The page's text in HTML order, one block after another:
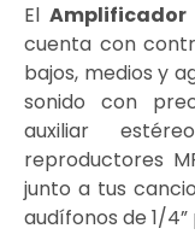
El Amplificador
cuenta con
bajos, medios y
sonido con
auxiliar
reproductores
junto a tus
audífonos de 1/